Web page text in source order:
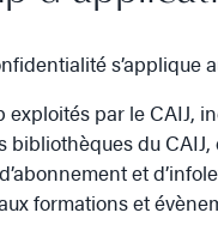
s’applique
exploités par le CAIJ,
bibliothèques du
et
formations et